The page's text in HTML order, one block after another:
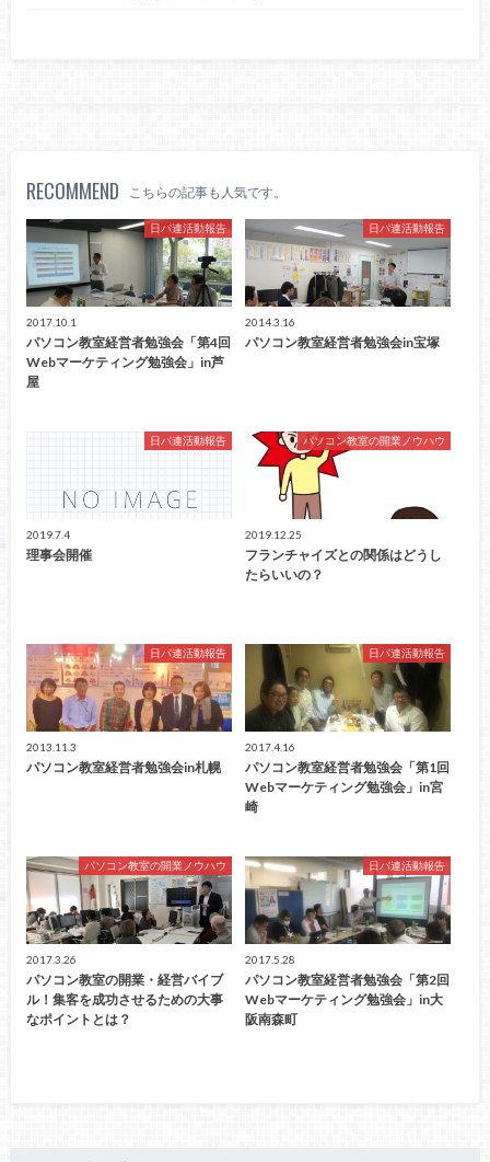
RECOMMEND こちらの記事も人気です。
日パ連活動報告
2017.10.1
パソコン教室経営者勉強会「第4回
Webマーケティング勉強会」in芦
屋
日パ連活動報告
2014.3.16
パソコン教室経営者勉強会in宝塚
日パ連活動報告
2019.7.4
理事会開催
パソコン教室の開業ノウハウ
2019.12.25
フランチャイズとの関係はどうし
たらいいの？
日パ連活動報告
2013.11.3
パソコン教室経営者勉強会in札幌
日パ連活動報告
2017.4.16
パソコン教室経営者勉強会「第1回
Webマーケティング勉強会」in宮
崎
パソコン教室の開業ノウハウ
2017.3.26
パソコン教室の開業・経営バイブ
ル！集客を成功させるための大事
なポイントとは？
日パ連活動報告
2017.5.28
パソコン教室経営者勉強会「第2回
Webマーケティング勉強会」in大
阪南森町